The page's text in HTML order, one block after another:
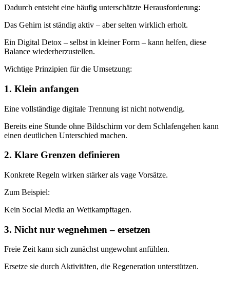
Dadurch entsteht eine häufig unterschätzte Herausforderung:
Das Gehirn ist ständig aktiv – aber selten wirklich erholt.
Ein Digital Detox – selbst in kleiner Form – kann helfen, diese
Balance wiederherzustellen.
Wichtige Prinzipien für die Umsetzung:
1. Klein anfangen
Eine vollständige digitale Trennung ist nicht notwendig.
Bereits eine Stunde ohne Bildschirm vor dem Schlafengehen kann
einen deutlichen Unterschied machen.
2. Klare Grenzen definieren
Konkrete Regeln wirken stärker als vage Vorsätze.
Zum Beispiel:
Kein Social Media an Wettkampftagen.
3. Nicht nur wegnehmen – ersetzen
Freie Zeit kann sich zunächst ungewohnt anfühlen.
Ersetze sie durch Aktivitäten, die Regeneration unterstützen.